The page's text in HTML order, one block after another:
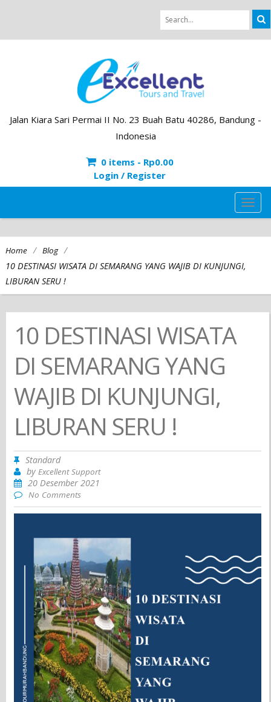
Jalan Kiara Sari Permai II No. 23 Buah Batu 40286, Bandung -
Indonesia
0 items - Rp0.00
Login / Register
Home / Blog /
10 DESTINASI WISATA DI SEMARANG YANG WAJIB DI KUNJUNGI,
LIBURAN SERU !
10 DESTINASI WISATA
DI SEMARANG YANG
WAJIB DI KUNJUNGI,
LIBURAN SERU !
Standard
byExcellent Support
20 Desember 2021
No Comments